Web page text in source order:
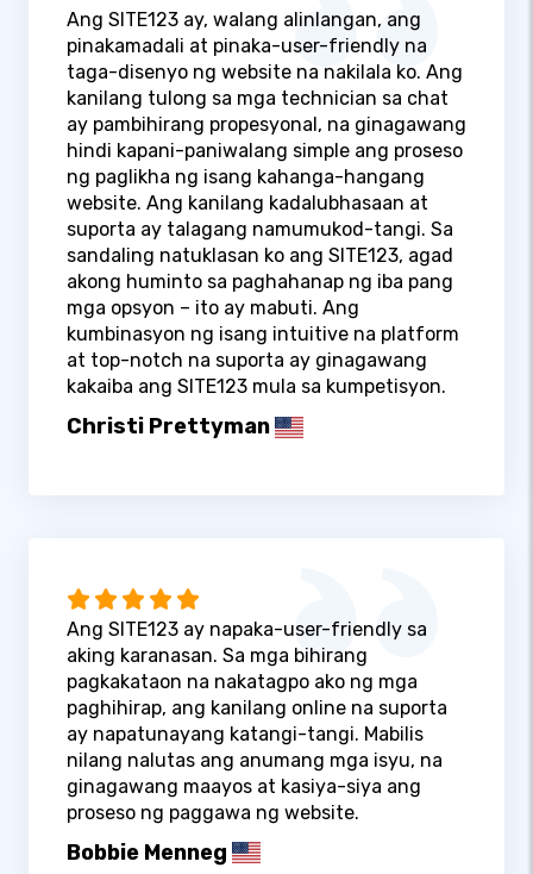
Ang SITE123 ay, walang alinlangan, ang
pinakamadali at pinaka-user-friendly na
taga-disenyo ng website na nakilala ko. Ang
kanilang tulong sa mga technician sa chat
ay pambihirang propesyonal, na ginagawang
hindi kapani-paniwalang simple ang proseso
ng paglikha ng isang kahanga-hangang
website. Ang kanilang kadalubhasaan at
suporta ay talagang namumukod-tangi. Sa
sandaling natuklasan ko ang SITE123, agad
akong huminto sa paghahanap ng iba pang
mga opsyon – ito ay mabuti. Ang
kumbinasyon ng isang intuitive na platform
at top-notch na suporta ay ginagawang
kakaiba ang SITE123 mula sa kumpetisyon.
Christi Prettyman
Ang SITE123 ay napaka-user-friendly sa
aking karanasan. Sa mga bihirang
pagkakataon na nakatagpo ako ng mga
paghihirap, ang kanilang online na suporta
ay napatunayang katangi-tangi. Mabilis
nilang nalutas ang anumang mga isyu, na
ginagawang maayos at kasiya-siya ang
proseso ng paggawa ng website.
Bobbie Menneg